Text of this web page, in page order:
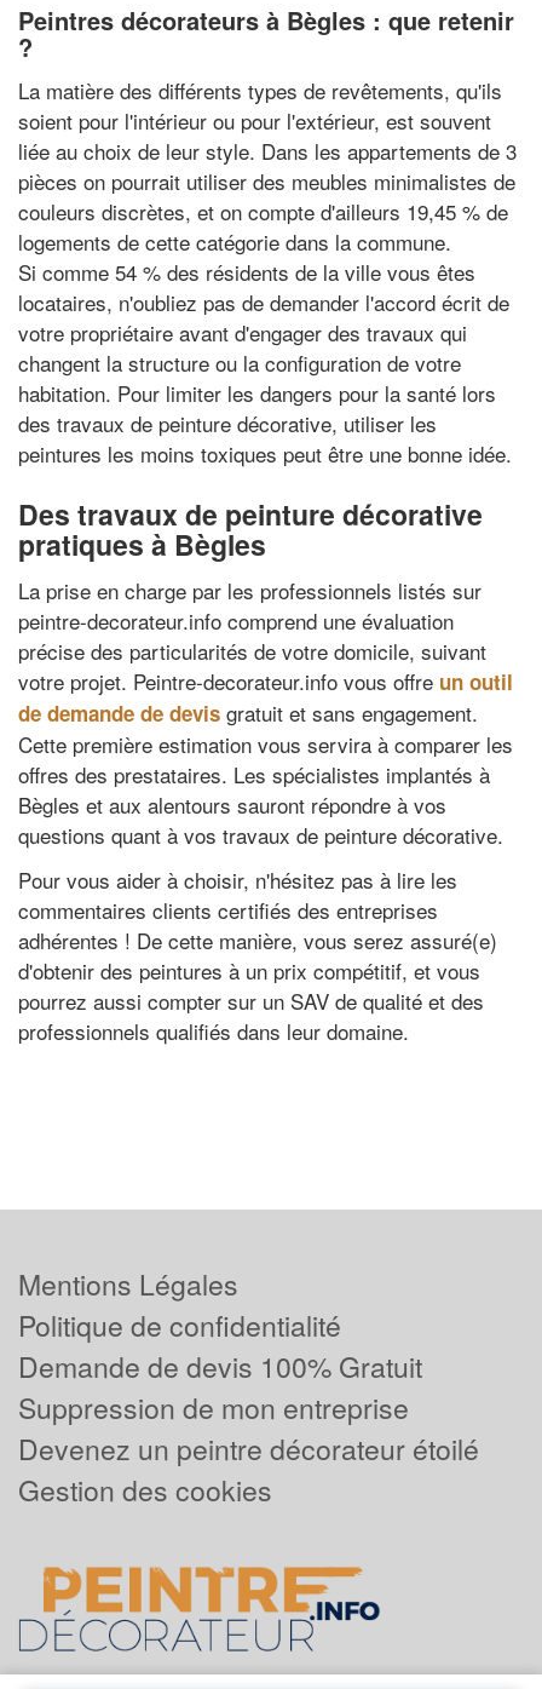
Peintres décorateurs à Bègles : que retenir
?
La matière des différents types de revêtements, qu'ils
soient pour l'intérieur ou pour l'extérieur, est souvent
liée au choix de leur style. Dans les appartements de 3
pièces on pourrait utiliser des meubles minimalistes de
couleurs discrètes, et on compte d'ailleurs 19,45 % de
logements de cette catégorie dans la commune.
Si comme 54 % des résidents de la ville vous êtes
locataires, n'oubliez pas de demander l'accord écrit de
votre propriétaire avant d'engager des travaux qui
changent la structure ou la configuration de votre
habitation. Pour limiter les dangers pour la santé lors
des travaux de peinture décorative, utiliser les
peintures les moins toxiques peut être une bonne idée.
Des travaux de peinture décorative
pratiques à Bègles
La prise en charge par les professionnels listés sur
peintre-decorateur.info comprend une évaluation
précise des particularités de votre domicile, suivant
votre projet. Peintre-decorateur.info vous offre un outil
de demande de devis gratuit et sans engagement.
Cette première estimation vous servira à comparer les
offres des prestataires. Les spécialistes implantés à
Bègles et aux alentours sauront répondre à vos
questions quant à vos travaux de peinture décorative.
Pour vous aider à choisir, n'hésitez pas à lire les
commentaires clients certifiés des entreprises
adhérentes ! De cette manière, vous serez assuré(e)
d'obtenir des peintures à un prix compétitif, et vous
pourrez aussi compter sur un SAV de qualité et des
professionnels qualifiés dans leur domaine.
Mentions Légales
Politique de confidentialité
Demande de devis 100% Gratuit
Suppression de mon entreprise
Devenez un peintre décorateur étoilé
Gestion des cookies